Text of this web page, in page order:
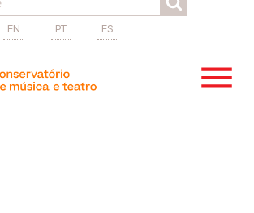
EN PT ES